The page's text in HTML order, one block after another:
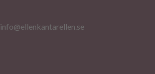
info@ellenkantarellen.se